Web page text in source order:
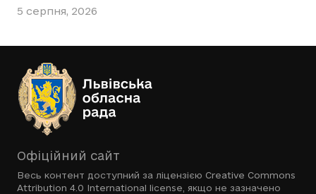
5 серпня, 2026
Офіційний сайт
Весь контент доступний за ліцензією Creative Commons
Attribution 4.0 International license , якщо не зазначено